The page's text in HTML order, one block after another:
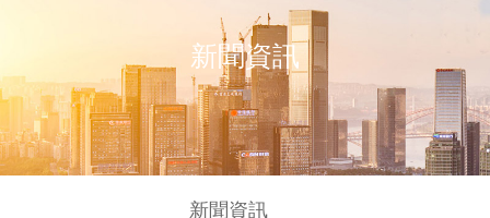
新聞資訊
新聞資訊